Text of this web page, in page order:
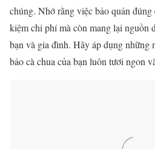
chúng. Nhớ rằng việc bảo quản
kiệm chi phí mà còn mang lại nguồn
bạn và gia đình. Hãy áp dụng những
bảo cà chua của bạn luôn tươi ngon